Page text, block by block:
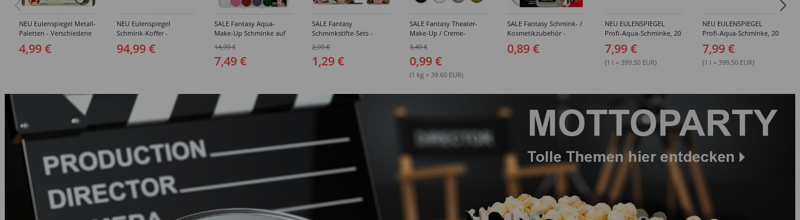
NEU Eulenspiegel Metall-
Paletten - Verschiedene
Sets
4,99 €
NEU Eulenspiegel
Schmink-Koffer -
Verschiedene
Ausführungen
94,99 €
SALE Fantasy Aqua-
Make-Up Schminke auf
Wasserbasis, Malkästen /
Paletten - Verschiedene
Ausführungen
14,99 €
7,49 €
SALE Fantasy
Schminkstifte-Sets -
Verschiedene
Ausführungen
2,99 €
1,29 €
SALE Fantasy Theater-
Make-Up / Creme-
Schminke auf Fettbasis,
25g - Verschiedene
Karnevalsfarben
3,49 €
0,99 €
(1 kg = 39.60 EUR)
SALE Fantasy Schmink- /
Kosmetikzubehör -
Verschiedene Artikel
0,89 €
NEU EULENSPIEGEL
Profi-Aqua-Schminke, 20
ml, Weiß- / Schwarz- &
Grau-Töne -
Verschiedene Farben
7,99 €
(1 l = 399.50 EUR)
NEU EULENSPIEGEL
Profi-Aqua-Schminke, 20
ml, Rot-Töne -
Verschiedene Farben
7,99 €
(1 l = 399.50 EUR)